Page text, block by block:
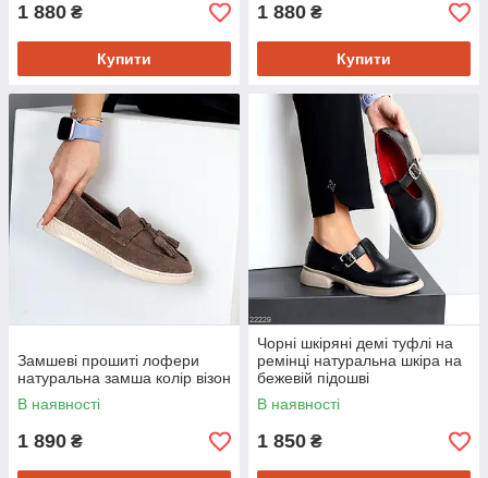
1 880 ₴
Купити
1 880 ₴
Купити
Замшеві прошиті лофери
натуральна замша колір візон
В наявності
1 890 ₴
Чорні шкіряні демі туфлі на
ремінці натуральна шкіра на
бежевій підошві
В наявності
1 850 ₴